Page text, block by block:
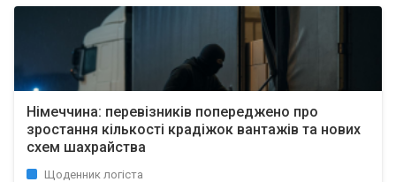
Німеччина: перевізників попереджено про
зростання кількості крадіжок вантажів та нових
схем шахрайства
Щоденник логіста